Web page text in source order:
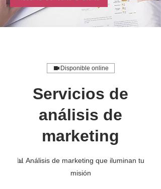
Disponible online
Servicios de
análisis de
marketing
📊 Análisis de marketing que iluminan tu